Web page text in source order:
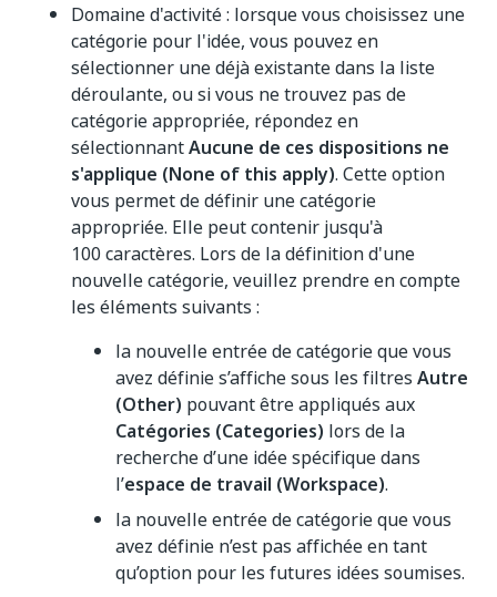
Domaine d'activité : lorsque vous choisissez une
catégorie pour l'idée, vous pouvez en
sélectionner une déjà existante dans la liste
déroulante, ou si vous ne trouvez pas de
catégorie appropriée, répondez en
sélectionnantAucune de ces dispositions ne
s'applique (None of this apply). Cette option
vous permet de définir une catégorie
appropriée. Elle peut contenir jusqu'à
100 caractères. Lors de la définition d'une
nouvelle catégorie, veuillez prendre en compte
les éléments suivants :
la nouvelle entrée de catégorie que vous
avez définie s’affiche sous les filtres Autre
(Other) pouvant être appliqués aux
Catégories (Categories) lors de la
recherche d’une idée spécifique dans
l’espace de travail (Workspace).
la nouvelle entrée de catégorie que vous
avez définie n’est pas affichée en tant
qu’option pour les futures idées soumises.